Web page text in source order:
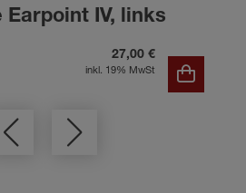
IV, links
27,00 €
inkl. 19% MwSt